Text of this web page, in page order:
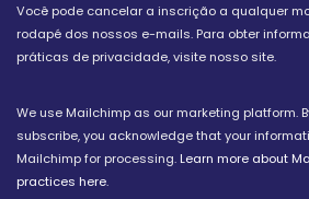
Você pode cancelar a inscrição a qualquer
rodapé dos nossos e-mails. Para obter
práticas de privacidade, visite nosso site.
We use Mailchimp as our marketing platform.
subscribe, you acknowledge that your
Mailchimp for processing.Learn more about
practices here.